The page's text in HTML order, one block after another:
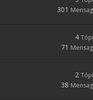
301
4
71
2
38